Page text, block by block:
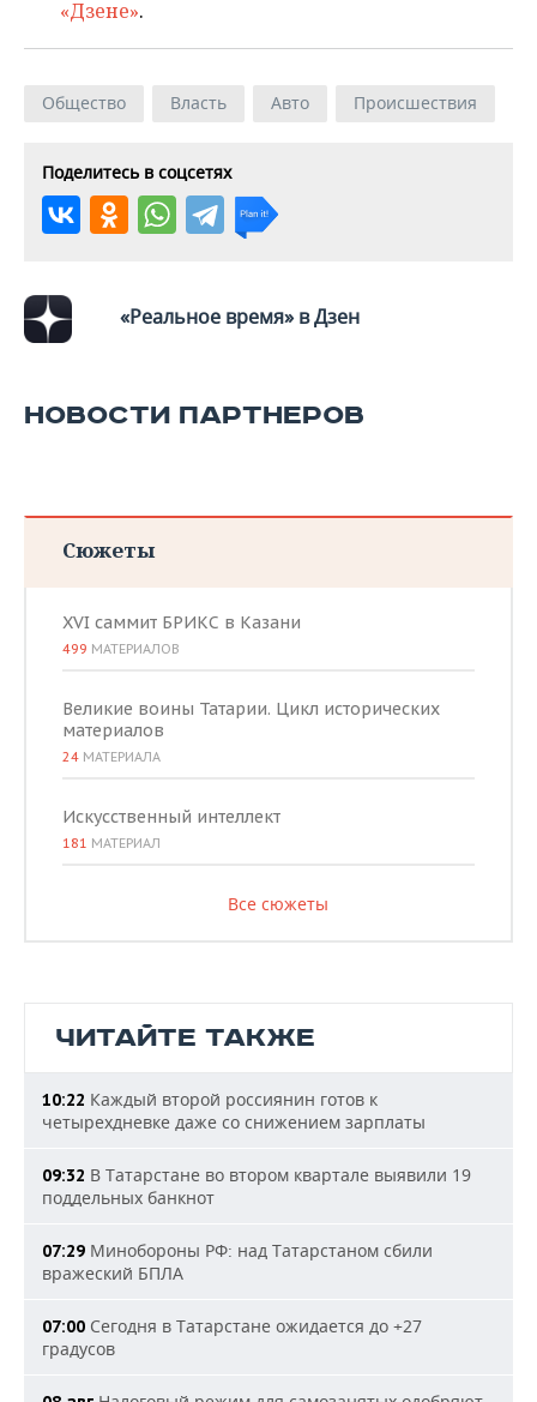
«Дзене».
Общество Власть Авто Происшествия
Поделитесь в соцсетях
«Реальное время» в Дзен
НОВОСТИ ПАРТНЕРОВ
Сюжеты
XVI саммит БРИКС в Казани
499 МАТЕРИАЛОВ
Великие воины Татарии. Цикл исторических
материалов
24 МАТЕРИАЛА
Искусственный интеллект
181 МАТЕРИАЛ
Все сюжеты
ЧИТАЙТЕ ТАКЖЕ
10:22 Каждый второй россиянин готов к
четырехдневке даже со снижением зарплаты
09:32 В Татарстане во втором квартале выявили 19
поддельных банкнот
07:29 Минобороны РФ: над Татарстаном сбили
вражеский БПЛА
07:00 Сегодня в Татарстане ожидается до +27
градусов